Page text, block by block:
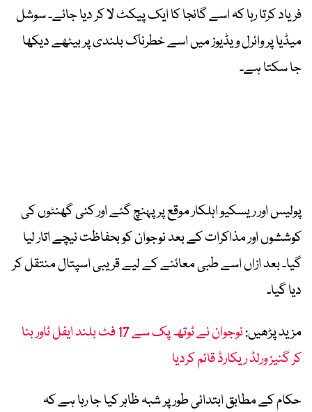
فریاد کرتا رہا کہ اسے گانجا کا ایک پیکٹ لا کر دیا جائے۔ سوشل
میڈیا پر وائرل ویڈیوز میں اسے خطرناک بلندی پر بیٹھے دیکھا
جا سکتا ہے۔
پولیس اور ریسکیو اہلکار موقع پر پہنچ گئے اور کئی گھنٹوں کی
کوششوں اور مذاکرات کے بعد نوجوان کو بحفاظت نیچے اتار لیا
گیا۔ بعد ازاں اسے طبی معائنے کے لیے قریبی اسپتال منتقل کر
دیا گیا۔
مزید پڑھیں:
نوجوان نے ٹوتھ پک سے 17 فٹ بلند ایفل ٹاور بنا
کر گنیز ورلڈ ریکارڈ قائم کردیا
حکام کے مطابق ابتدائی طور پر شبہ ظاہر کیا جا رہا ہے کہ